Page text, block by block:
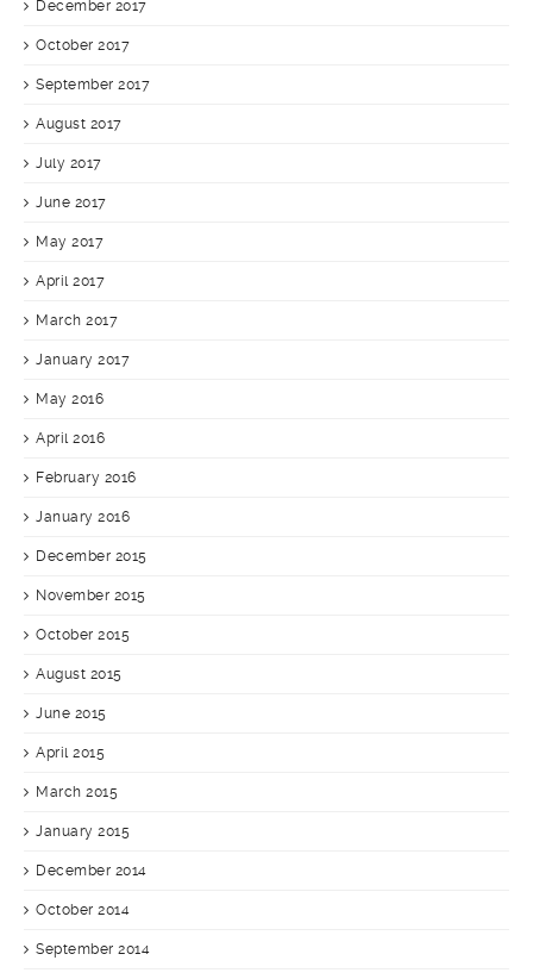
December 2017
October 2017
September 2017
August 2017
July 2017
June 2017
May 2017
April 2017
March 2017
January 2017
May 2016
April 2016
February 2016
January 2016
December 2015
November 2015
October 2015
August 2015
June 2015
April 2015
March 2015
January 2015
December 2014
October 2014
September 2014